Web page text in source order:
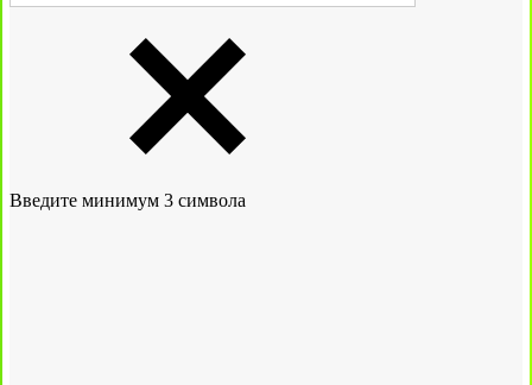
Введите минимум 3 символа